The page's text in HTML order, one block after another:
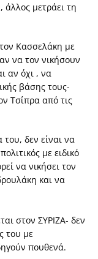
άλλος μετράει τη
Κασσελάκη με
να τον νικήσουν
αν όχι , να
βάσης τους-
Τσίπρα από τις
δεν είναι να
με ειδικό
να νικήσει τον
και να
στον ΣΥΡΙΖΑ- δεν
του με
πουθενά.